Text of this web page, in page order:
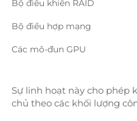
Bộ điều khiển RAID
Bộ điều hợp mạng
Các mô-đun GPU
Sự linh hoạt này cho phép
chủ theo các khối lượng